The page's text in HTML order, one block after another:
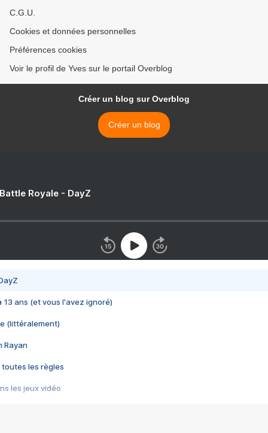
C.G.U.
Cookies et données personnelles
Préférences cookies
Voir le profil de Yves sur le portail Overblog
Créer un blog sur Overblog
Créer un blog
Royale - DayZ
13 ans (et vous l'avez ignoré)
(littéralement)
Rayan
toutes les règles
les jeux vidéo